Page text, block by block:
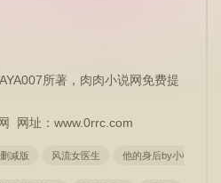
所著，肉肉小说网免费提
网址：www.0rrc.com
减版 风流女医生 他的身后by小椿笔趣